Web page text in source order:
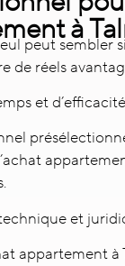
à
peut sembler
de réels
et
et
appartement